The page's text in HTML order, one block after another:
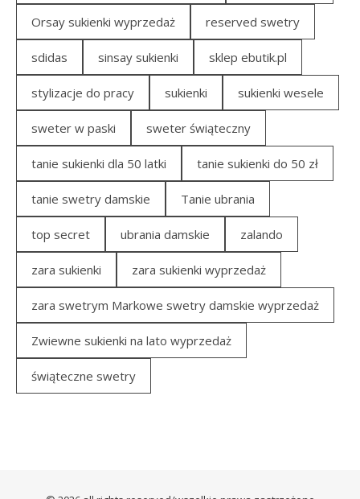
Orsay sukienki wyprzedaż reserved swetry
sdidas sinsay sukienki sklep ebutik.pl
stylizacje do pracy sukienki sukienki wesele
sweter w paski sweter świąteczny
tanie sukienki dla 50 latki tanie sukienki do 50 zł
tanie swetry damskie Tanie ubrania
top secret ubrania damskie zalando
zara sukienki zara sukienki wyprzedaż
zara swetrym Markowe swetry damskie wyprzedaż
Zwiewne sukienki na lato wyprzedaż
świąteczne swetry